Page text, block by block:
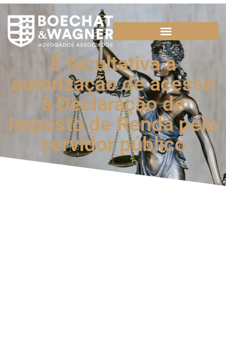
É facultativa a
autorização de acesso
à Declaração de
Imposto de Renda pelo
servidor público